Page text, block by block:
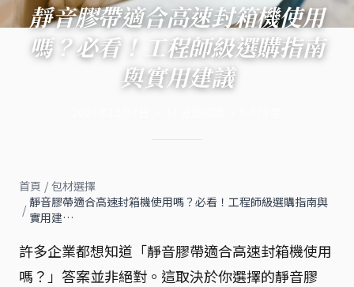
靜音膠帶適合高速封箱機使用
嗎？必看！工程師級選購指南
與實用建議
首頁 / 包材選擇
/ 靜音膠帶適合高速封箱機使用嗎？必看！工程師級選購指南與
實用建…
許多企業都想知道「靜音膠帶適合高速封箱機使用
嗎？」答案並非絕對。這取決於你選擇的靜音膠